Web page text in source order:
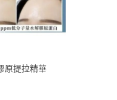
原提拉精華